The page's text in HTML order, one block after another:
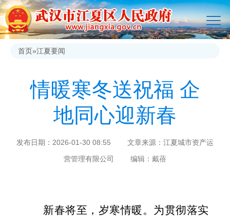
首页»江夏要闻
情暖寒冬送祝福 企
地同心迎新春
发布日期：2026-01-30 08:55 文章来源：江夏城市资产运
营管理有限公司 编辑：戴蓓
新春将至，岁寒情暖。为贯彻落实